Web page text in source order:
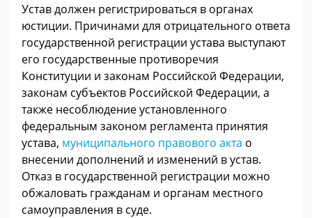
Устав должен регистрироваться в органах
юстиции. Причинами для отрицательного ответа
государственной регистрации устава выступают
его государственные противоречия
Конституции и законам Российской Федерации,
законам субъектов Российской Федерации, а
также несоблюдение установленного
федеральным законом регламента принятия
устава, муниципального правового акта о
внесении дополнений и изменений в устав.
Отказ в государственной регистрации можно
обжаловать гражданам и органам местного
самоуправления в суде.